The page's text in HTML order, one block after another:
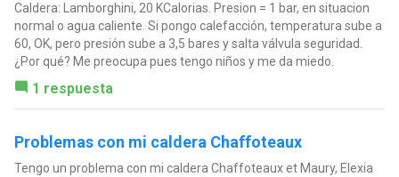
Caldera: Lamborghini, 20 KCalorias. Presion = 1 bar, en situacion
normal o agua caliente. Si pongo calefacción, temperatura sube a
60, OK, pero presión sube a 3,5 bares y salta válvula seguridad.
¿Por qué? Me preocupa pues tengo niños y me da miedo.
1 respuesta
Problemas con mi caldera Chaffoteaux
Tengo un problema con mi caldera Chaffoteaux et Maury, Elexia